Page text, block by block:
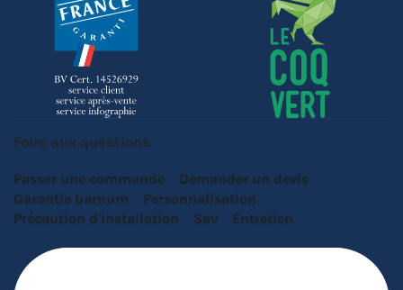
Foire aux questions
Passer une commande
Demander un devis
Garantie barnum
Personnalisation
Précaution d'installation
Sav Entretien